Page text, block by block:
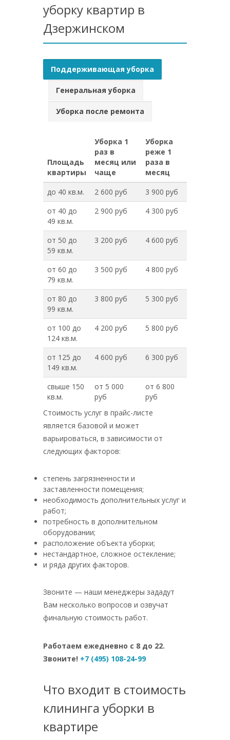
уборку квартир в
Дзержинском
Поддерживающая уборка
Генеральная уборка
Уборка после ремонта
Площадь
квартиры
Уборка 1
раз в
месяц или
чаще
Уборка
реже 1
раза в
месяц
до 40 кв.м.
2 600 руб
3 900 руб
от 40 до
49 кв.м.
2 900 руб 4 300 руб
от 50 до
59 кв.м.
3 200 руб 4 600 руб
от 60 до
79 кв.м.
3 500 руб 4 800 руб
от 80 до
99 кв.м.
3 800 руб 5 300 руб
от 100 до
124 кв.м.
4 200 руб 5 800 руб
от 125 до
149 кв.м.
4 600 руб 6 300 руб
свыше 150
кв.м.
от 5 000
руб
от 6 800
руб
Стоимость услуг в прайс-листе
является базовой и может
варьироваться, в зависимости от
следующих факторов:
степень загрязненности и
заставленности помещения;
необходимость дополнительных услуг и
работ;
потребность в дополнительном
оборудовании;
расположение объекта уборки;
нестандартное, сложное остекление;
и ряда других факторов.
Звоните — наши менеджеры зададут
Вам несколько вопросов и озвучат
финальную стоимость работ.
Работаем ежедневно с 8 до 22.
Звоните! +7 (495) 108-24-99
Что входит в стоимость
клининга уборки в
квартире